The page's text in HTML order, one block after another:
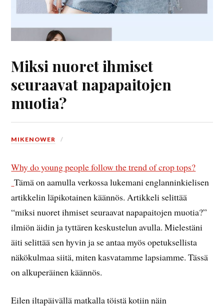
Miksi nuoret ihmiset
seuraavat napapaitojen
muotia?
MIKENOWER
Why do young people follow the trend of crop tops?
Tämä on aamulla verkossa lukemani englanninkielisen
artikkelin läpikotainen käännös. Artikkeli selittää
“miksi nuoret ihmiset seuraavat napapaitojen muotia?”
ilmiön äidin ja tyttären keskustelun avulla. Mielestäni
äiti selittää sen hyvin ja se antaa myös opetuksellista
näkökulmaa siitä, miten kasvatamme lapsiamme. Tässä
on alkuperäinen käännös.
Eilen iltapäivällä matkalla töistä kotiin näin